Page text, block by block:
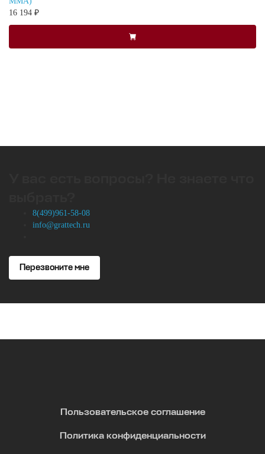
16 194 ₽
8(499)961-58-08
info@grattech.ru
Перезвоните мне
Пользовательское соглашение
Политика конфиденциальности